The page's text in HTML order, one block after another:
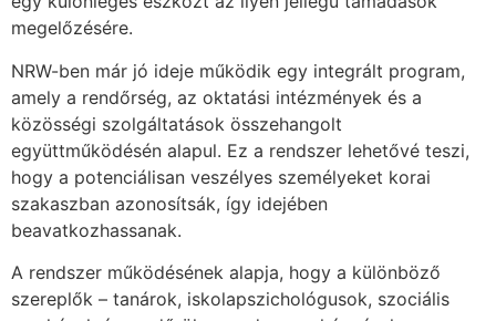
megelőzésére.
NRW-ben már jó ideje működik egy integrált program,
amely a rendőrség, az oktatási intézmények és a
közösségi szolgáltatások összehangolt
együttműködésén alapul. Ez a rendszer lehetővé teszi,
hogy a potenciálisan veszélyes személyeket korai
szakaszban azonosítsák, így idejében
beavatkozhassanak.
A rendszer működésének alapja, hogy a különböző
szereplők – tanárok, iskolapszichológusok, szociális